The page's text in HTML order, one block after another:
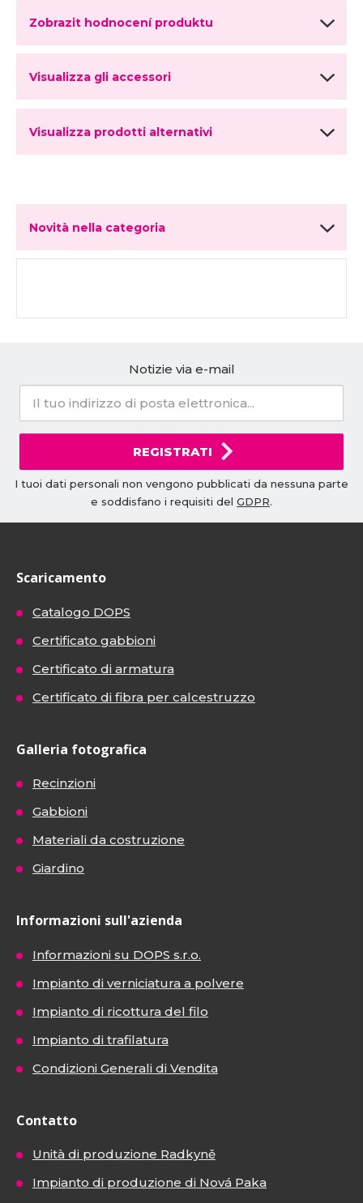
Zobrazit hodnocení produktu
Visualizza gli accessori
Visualizza prodotti alternativi
Novità nella categoria
Notizie via e-mail
REGISTRATI
I tuoi dati personali non vengono pubblicati da nessuna parte
e soddisfano i requisiti del GDPR.
Scaricamento
Catalogo DOPS
Certificato gabbioni
Certificato di armatura
Certificato di fibra per calcestruzzo
Galleria fotografica
Recinzioni
Gabbioni
Materiali da costruzione
Giardino
Informazioni sull'azienda
Informazioni su DOPS s.r.o.
Impianto di verniciatura a polvere
Impianto di ricottura del filo
Impianto di trafilatura
Condizioni Generali di Vendita
Contatto
Unità di produzione Radkyně
Impianto di produzione di Nová Paka